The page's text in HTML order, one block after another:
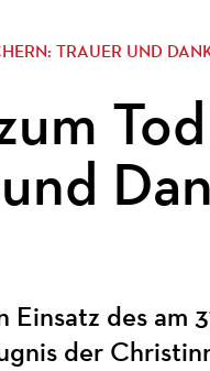
TRAUER UND
des am
der